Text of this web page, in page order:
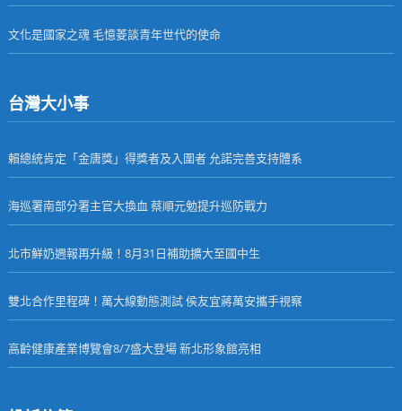
文化是國家之魂 毛憶菱談青年世代的使命
台灣大小事
賴總統肯定「金唐獎」得獎者及入圍者 允諾完善支持體系
海巡署南部分署主官大換血 蔡順元勉提升巡防戰力
北市鮮奶週報再升級！8月31日補助擴大至國中生
雙北合作里程碑！萬大線動態測試 侯友宜蔣萬安攜手視察
高齡健康產業博覽會8/7盛大登場 新北形象館亮相